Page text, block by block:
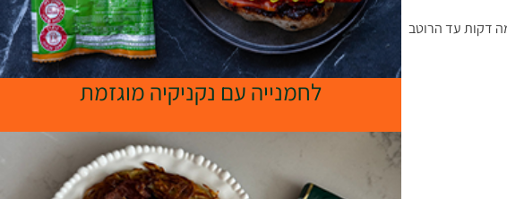
דקות עד הרוטב
לחמנייה עם נקניקיה מוגזמת